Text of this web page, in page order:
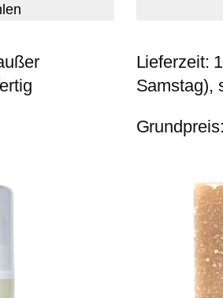
Lieferzeit:
Samstag),
Grundpreis: